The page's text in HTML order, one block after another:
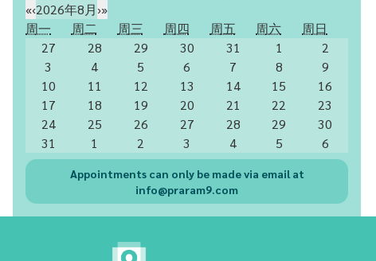
«‹2026年8月›»
周一
周二 周三 周四 周五 周六
周日
27
28 29 30 31 1
2
3
4 5 6 7 8
9
10
11 12 13 14 15
16
17
18 19 20 21 22
23
24
25 26 27 28 29
30
31
1 2 3 4 5 6
Appointments can only be made via email at
info@praram9.com